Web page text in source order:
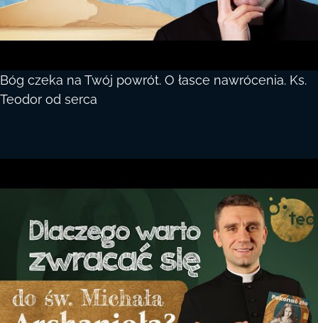
Bóg czeka na Twój powrót. O łasce nawrócenia. Ks.
Teodor od serca